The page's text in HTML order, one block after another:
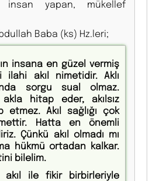
insan yapan, mükellef
Baba (ks) Hz.leri;
insana en güzel vermiş
ilahi akıl nimetidir. Aklı
sorgu sual olmaz.
hitap eder, akılsız
etmez. Akıl sağlığı çok
Hatta en önemli
Çünkü akıl olmadı mı
hükmü ortadan kalkar.
bilelim.
akıl ile fikir birbirleriyle